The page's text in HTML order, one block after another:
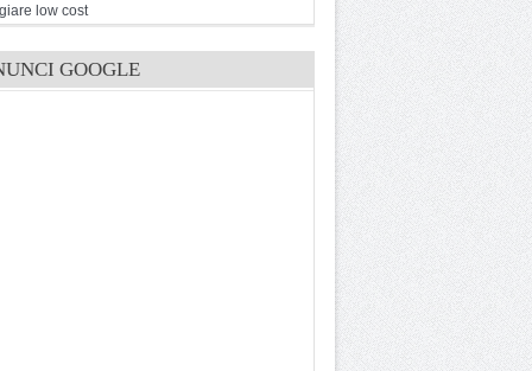
low cost
GOOGLE